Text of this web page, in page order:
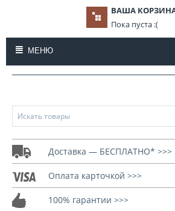
ВАША
Пока пуста :(
МЕНЮ
Доставка — БЕСПЛАТНО* >>>
Оплата карточкой >>>
100% гарантии >>>